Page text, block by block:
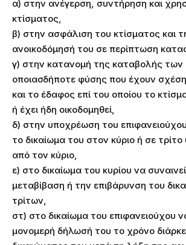
α) στην ανέγερση, συντήρηση και
κτίσματος,
β) στην ασφάλιση του κτίσματος και
ανοικοδόμησή του σε περίπτωση
γ) στην κατανομή της καταβολής
οποιασδήποτε φύσης που έχουν
και το έδαφος επί του οποίου το
ή έχει ήδη οικοδομηθεί,
δ) στην υποχρέωση του
το δικαίωμα του στον κύριο ή σε
από τον κύριο,
ε) στο δικαίωμα του κυρίου να
μεταβίβαση ή την επιβάρυνση του
τρίτων,
στ) στο δικαίωμα του επιφανειούχου
μονομερή δήλωσή του το χρόνο